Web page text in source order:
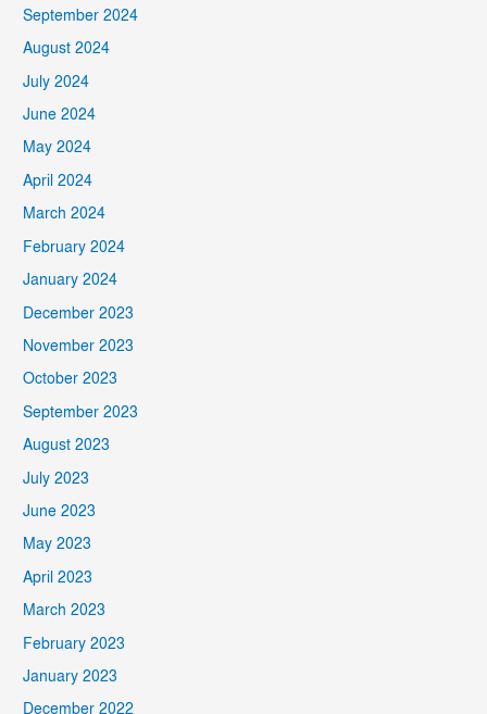
September 2024
August 2024
July 2024
June 2024
May 2024
April 2024
March 2024
February 2024
January 2024
December 2023
November 2023
October 2023
September 2023
August 2023
July 2023
June 2023
May 2023
April 2023
March 2023
February 2023
January 2023
December 2022